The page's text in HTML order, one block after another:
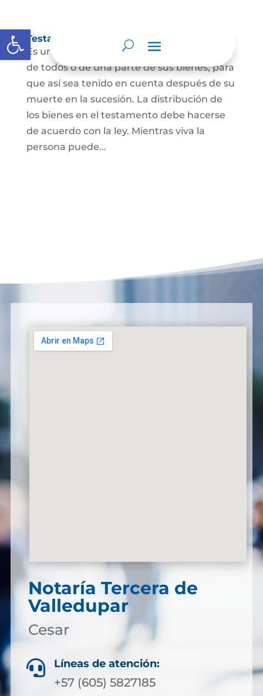
Abrir barra de herramientas
Testamento
Es un acto por el cual una persona dispone
de todos o de una parte de sus bienes, para
que así sea tenido en cuenta después de su
muerte en la sucesión. La distribución de
los bienes en el testamento debe hacerse
de acuerdo con la ley. Mientras viva la
persona puede...
Notaría Tercera de
Valledupar
Cesar
 Líneas de atención:
+57 (605) 5827185